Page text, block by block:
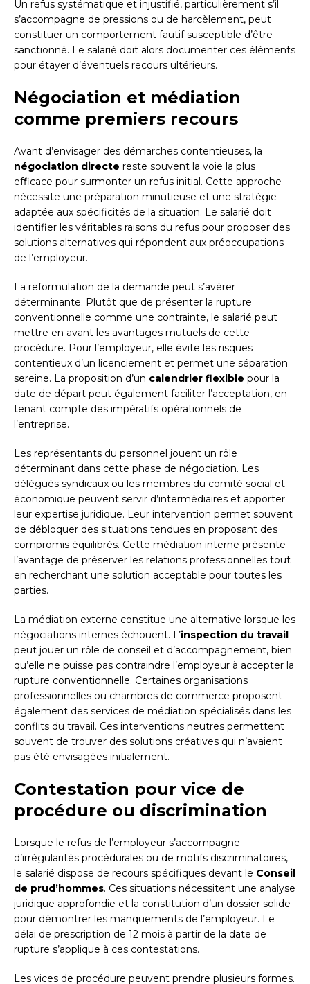
Un refus systématique et injustifié, particulièrement s’il
s’accompagne de pressions ou de harcèlement, peut
constituer un comportement fautif susceptible d’être
sanctionné. Le salarié doit alors documenter ces éléments
pour étayer d’éventuels recours ultérieurs.
Négociation et médiation
comme premiers recours
Avant d’envisager des démarches contentieuses, la
négociation directe reste souvent la voie la plus
efficace pour surmonter un refus initial. Cette approche
nécessite une préparation minutieuse et une stratégie
adaptée aux spécificités de la situation. Le salarié doit
identifier les véritables raisons du refus pour proposer des
solutions alternatives qui répondent aux préoccupations
de l’employeur.
La reformulation de la demande peut s’avérer
déterminante. Plutôt que de présenter la rupture
conventionnelle comme une contrainte, le salarié peut
mettre en avant les avantages mutuels de cette
procédure. Pour l’employeur, elle évite les risques
contentieux d’un licenciement et permet une séparation
sereine. La proposition d’un calendrier flexible pour la
date de départ peut également faciliter l’acceptation, en
tenant compte des impératifs opérationnels de
l’entreprise.
Les représentants du personnel jouent un rôle
déterminant dans cette phase de négociation. Les
délégués syndicaux ou les membres du comité social et
économique peuvent servir d’intermédiaires et apporter
leur expertise juridique. Leur intervention permet souvent
de débloquer des situations tendues en proposant des
compromis équilibrés. Cette médiation interne présente
l’avantage de préserver les relations professionnelles tout
en recherchant une solution acceptable pour toutes les
parties.
La médiation externe constitue une alternative lorsque les
négociations internes échouent. L’inspection du travail
peut jouer un rôle de conseil et d’accompagnement, bien
qu’elle ne puisse pas contraindre l’employeur à accepter la
rupture conventionnelle. Certaines organisations
professionnelles ou chambres de commerce proposent
également des services de médiation spécialisés dans les
conflits du travail. Ces interventions neutres permettent
souvent de trouver des solutions créatives qui n’avaient
pas été envisagées initialement.
Contestation pour vice de
procédure ou discrimination
Lorsque le refus de l’employeur s’accompagne
d’irrégularités procédurales ou de motifs discriminatoires,
le salarié dispose de recours spécifiques devant le Conseil
de prud’hommes. Ces situations nécessitent une analyse
juridique approfondie et la constitution d’un dossier solide
pour démontrer les manquements de l’employeur. Le
délai de prescription de 12 mois à partir de la date de
rupture s’applique à ces contestations.
Les vices de procédure peuvent prendre plusieurs formes.